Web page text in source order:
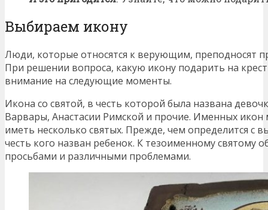
Выбираем икону
Люди, которые относятся к верующим, преподносят
При решении вопроса, какую икону подарить на
внимание на следующие моменты.
Икона со святой, в честь которой была названа
Варвары, Анастасии Римской и прочие. Именных
иметь несколько святых. Прежде, чем определится с
честь кого назван ребенок. К тезоименному святому
просьбами и различными проблемами.